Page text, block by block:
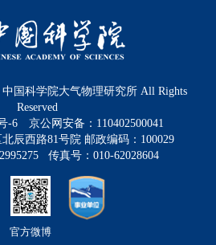
中国科学院大气物理研究所 All Rights
Reserved
-6
京公网安备：110402500041
辰西路81号院 邮政编码：100029
传真号：010-62028604
官方微博